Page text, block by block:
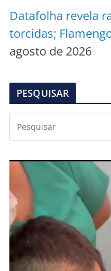
Datafolha revela
torcidas;
agosto de 2026
PESQUISAR